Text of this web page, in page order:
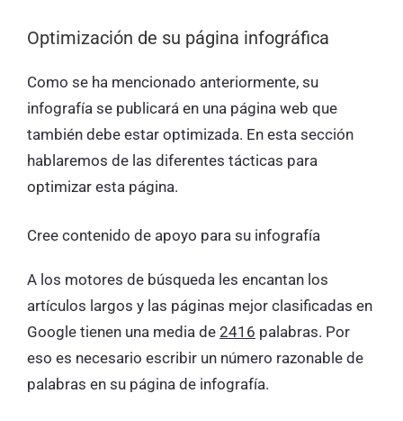
Optimización de su página infográfica
Como se ha mencionado anteriormente, su
infografía se publicará en una página web que
también debe estar optimizada. En esta sección
hablaremos de las diferentes tácticas para
optimizar esta página.
Cree contenido de apoyo para su infografía
A los motores de búsqueda les encantan los
artículos largos y las páginas mejor clasificadas en
Google tienen una media de 2416 palabras. Por
eso es necesario escribir un número razonable de
palabras en su página de infografía.